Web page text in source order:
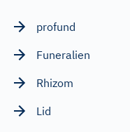
profund
Funeralien
Rhizom
Lid